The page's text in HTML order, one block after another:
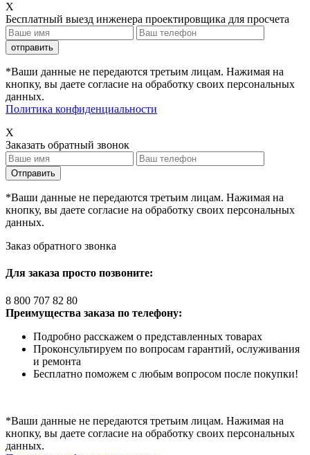
X
Бесплатный выезд инженера проектировщика для просчета
*Ваши данные не передаются третьим лицам. Нажимая на
кнопку, вы даете согласие на обработку своих персональных
данных.
Политика конфиденциальности
X
Заказать обратный звонок
*Ваши данные не передаются третьим лицам. Нажимая на
кнопку, вы даете согласие на обработку своих персональных
данных.
Заказ обратного звонка
Для заказа просто позвоните:
8 800 707 82 80
Преимущества заказа по телефону:
Подробно расскажем о представленных товарах
Проконсультируем по вопросам гарантий, ослуживания
и ремонта
Бесплатно поможем с любым вопросом после покупки!
*Ваши данные не передаются третьим лицам. Нажимая на
кнопку, вы даете согласие на обработку своих персональных
данных.